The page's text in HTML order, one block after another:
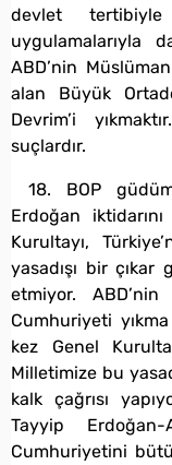
devlet tertibiyle
uygulamalarıyla
ABD’nin
alan Büyük
Devrim’i
suçlardır.
18. BOP
Erdoğan
Kurultayı,
yasadışı bir
etmiyor.
Cumhuriyeti
kez Genel
Milletimize bu
kalk çağrısı
Tayyip
Cumhuriyetini